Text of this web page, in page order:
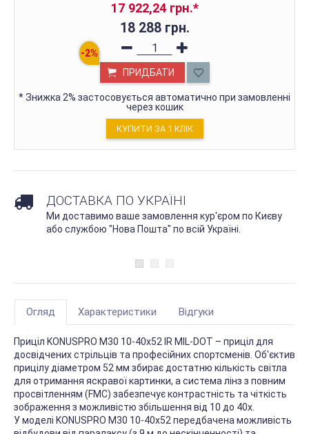
17 922,24 грн.*
18 288 грн.
ПРИДБАТИ
*Знижка 2% застосовується автоматично при замовленні
через кошик
КУПИТИ ЗА 1 КЛIК
ДОСТАВКА ПО УКРАЇНІ
Ми доставимо ваше замовлення кур'єром по Києву
або службою "Нова Пошта" по всій Україні.
Огляд Характеристики Відгуки
Приціл KONUSPRO M30 10-40x52 IR MIL-DOT – приціл для
досвідчених стрільців та професійних спортсменів. Об'єктив
прицілу діаметром 52 мм збирає достатню кількість світла
для отримання яскравої картинки, а система лінз з повним
просвітленням (FMC) забезпечує контрастність та чіткість
зображення з можливістю збільшення від 10 до 40х.
У моделі KONUSPRO M30 10-40x52 передбачена можливість